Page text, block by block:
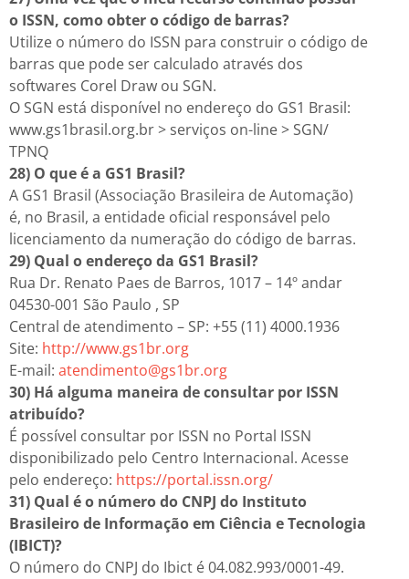
o ISSN, como obter o código de barras?
Utilize o número do ISSN para construir o código de
barras que pode ser calculado através dos
softwares Corel Draw ou SGN.
O SGN está disponível no endereço do GS1 Brasil:
www.gs1brasil.org.br > serviços on-line > SGN/
TPNQ
28) O que é a GS1 Brasil?
A GS1 Brasil (Associação Brasileira de Automação)
é, no Brasil, a entidade oficial responsável pelo
licenciamento da numeração do código de barras.
29) Qual o endereço da GS1 Brasil?
Rua Dr. Renato Paes de Barros, 1017 – 14º andar
04530-001 São Paulo , SP
Central de atendimento – SP: +55 (11) 4000.1936
Site: http://www.gs1br.org
E-mail: atendimento@gs1br.org
30) Há alguma maneira de consultar por ISSN
atribuído?
É possível consultar por ISSN no Portal ISSN
disponibilizado pelo Centro Internacional. Acesse
pelo endereço: https://portal.issn.org/
31) Qual é o número do CNPJ do Instituto
Brasileiro de Informação em Ciência e Tecnologia
(IBICT)?
O número do CNPJ do Ibict é 04.082.993/0001-49.